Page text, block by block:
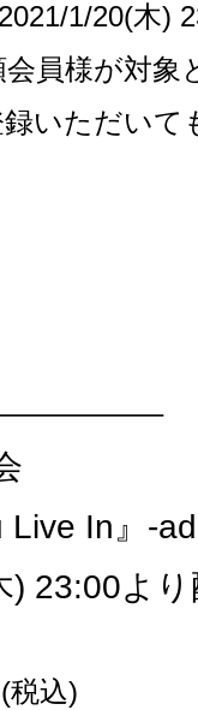
2021/1/20(木)
員様が対象
いただいて
Live In』 -
) 23:00よ
(税込)